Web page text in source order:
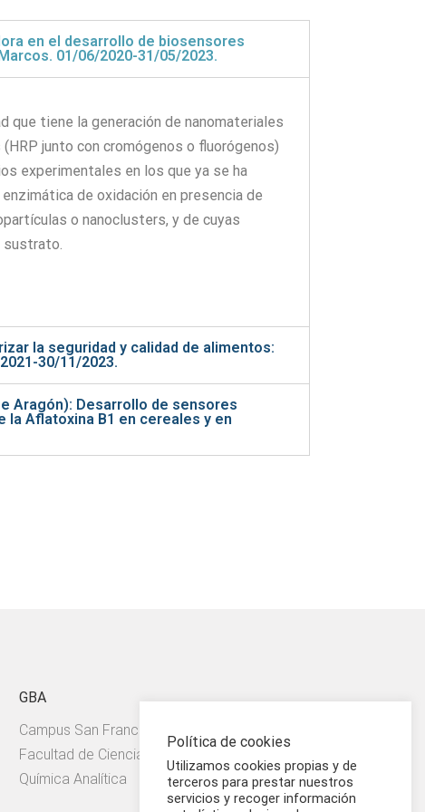
en el desarrollo de biosensores
01/06/2020-31/05/2023.
que tiene la generación de nanomateriales
junto con cromógenos o fluorógenos)
experimentales en los que ya se ha
de oxidación en presencia de
o nanoclusters, y de cuyas
sustrato.
la seguridad y calidad de alimentos:
30/11/2023.
Aragón): Desarrollo de sensores
Aflatoxina B1 en cereales y en
GBA
Campus San Francisco.
Facultad de Ciencias. Departamento de
Química Analítica
Política de cookies
Utilizamos cookies propias y de
terceros para prestar nuestros
servicios y recoger información